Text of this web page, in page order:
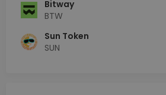
Bitway
BTW
Sun Token
SUN